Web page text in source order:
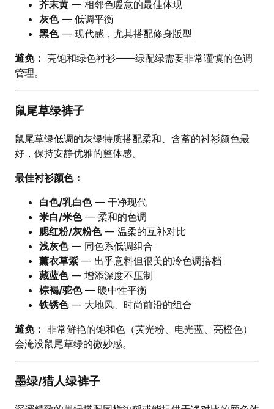
芥末黄 — 相邻色暖意的最佳体现
灰色— 低调平衡
黑色— 现代感，尤其搭配修身版型
避免： 亮饱和绿色衬衫——绿配绿需要非常谨慎的色调
管理。
鼠尾草绿裤子
鼠尾草绿低调的灰绿特质搭配柔和、含蓄的衬衫颜色最
好，保持安静优雅的整体感。
最佳衬衫颜色：
白色/乳白色— 干净现代
米白/米色— 柔和的色调
腮红粉/灰粉色— 温柔的互补对比
浅灰色— 同色系低调组合
薰衣草紫— 出乎意料但很美的冷色调搭档
藏蓝色— 增添深度不压制
棕褐/驼色— 暖中性平衡
铁锈色— 大地风、时尚前沿的组合
避免： 非常鲜艳的饱和色（荧光粉、电光蓝、亮橙色）
会淹没鼠尾草绿的微妙感。
墨绿/猎人绿裤子